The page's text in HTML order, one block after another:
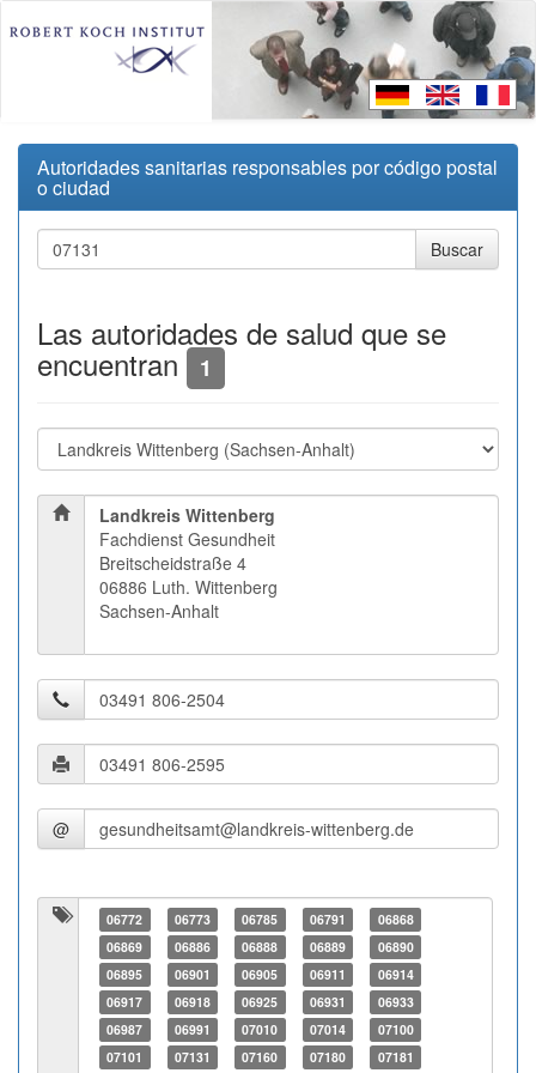
Autoridades sanitarias responsables por código postal
o ciudad
Las autoridades de salud que se
encuentran 1
Landkreis Wittenberg
Fachdienst Gesundheit
Breitscheidstraße 4
06886 Luth. Wittenberg
Sachsen-Anhalt
@
06772 06773 06785 06791
06868
06869
06886 06888 06889
06890
06895
06901 06905 06911
06914
06917
06918 06925 06931
06933
06987
06991 07010 07014
07100
07101
07131 07160 07180 07181